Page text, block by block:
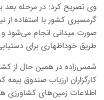
وی تصریح کرد: در مرحله بعد
گرمسیری کشور با استفاده از
صورت میدانی انجام می‌شود و
طریق خوداظهاری برای
شمس‌زاده در همین حال از
کارگزاران ارزیاب صندوق
اطلاعات زمین‌های کشاورزی